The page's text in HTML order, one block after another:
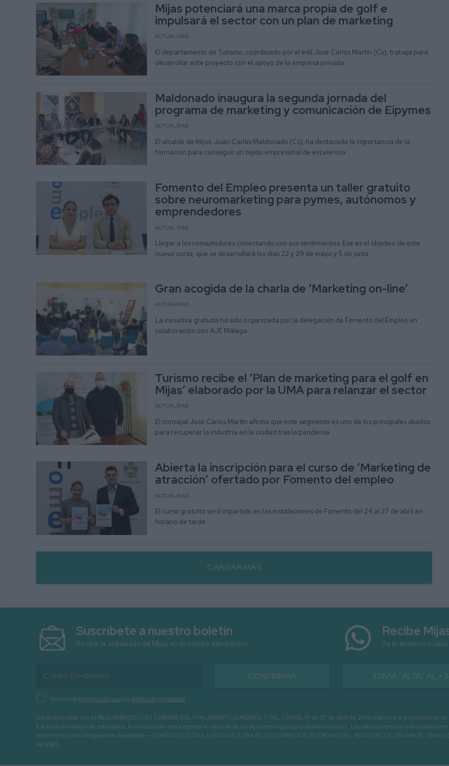
Mijas potenciará una marca propia de golf e
impulsará el sector con un plan de marketing
ACTUALIDAD
El departamento de Turismo, coordinado por el edil José Carlos Martín (Cs), trabaja para
desarrollar este proyecto con el apoyo de la empresa privada
Maldonado inaugura la segunda jornada del
programa de marketing y comunicación de Eipymes
ACTUALIDAD
El alcalde de Mijas, Juan Carlos Maldonado (Cs), ha destacado la importancia de la
formación para conseguir un tejido empresarial de excelencia
Fomento del Empleo presenta un taller gratuito
sobre neuromarketing para pymes, autónomos y
emprendedores
ACTUALIDAD
Llegar a los consumidores conectando con sus sentimientos. Ese es el objetivo de este
nuevo curso, que se desarrollará los días 22 y 29 de mayo y 5 de junio
Gran acogida de la charla de ‘Marketing on-line’
ACTUALIDAD
La iniciativa gratuita ha sido organizada por la delegación de Fomento del Empleo en
colaboración con AJE Málaga
Turismo recibe el ‘Plan de marketing para el golf en
Mijas’ elaborado por la UMA para relanzar el sector
ACTUALIDAD
El concejal José Carlos Martín afirma que este segmento es uno de los principales aliados
para recuperar la industria en la ciudad tras la pandemia
Abierta la inscripción para el curso de ‘Marketing de
atracción’ ofertado por Fomento del empleo
ACTUALIDAD
El curso gratuito será impartido en las instalaciones de Fomento del 24 al 27 de abril en
horario de tarde
CARGAR MÁS
Suscríbete a nuestro boletín
Recibe la actualidad de Mijas en tu correo electrónico
CONFIRMAR
Acepto lostérminos de usoy la política de privacidad
Recibe
Te lo enviamos
ENVÍA "ALTA" AL
De conformidad con el REGLAMENTO (UE) 2016/679 DEL PARLAMENTO EUROPEO Y DEL CONSEJO de 27 de abril de 2016 relativo a la protección de
a la libre circulación de estos datos, la dirección de esta empresa le informa de los siguientes aspectos que debe conocer: Los datos obtenidos serán tratados
tratamiento) con las siguientes finalidades: - CONTACTO CON LA ENTIDAD A TRAVÉS DE CORREOS ELECTRÓNICOS - REGISTRO DE USUARIOS -
INTERÉS.